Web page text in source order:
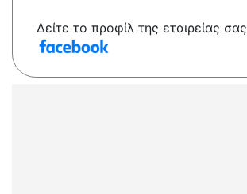
Δείτε το προφίλ της εταιρείας σας